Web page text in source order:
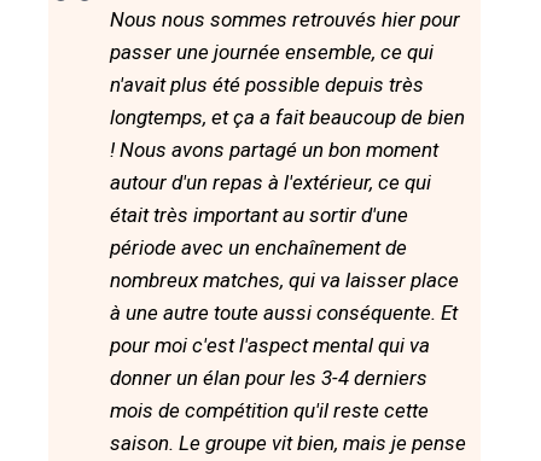
Nous nous sommes retrouvés hier pour
passer une journée ensemble, ce qui
n'avait plus été possible depuis très
longtemps, et ça a fait beaucoup de bien
! Nous avons partagé un bon moment
autour d'un repas à l'extérieur, ce qui
était très important au sortir d'une
période avec un enchaînement de
nombreux matches, qui va laisser place
à une autre toute aussi conséquente. Et
pour moi c'est l'aspect mental qui va
donner un élan pour les 3-4 derniers
mois de compétition qu'il reste cette
saison. Le groupe vit bien, mais je pense